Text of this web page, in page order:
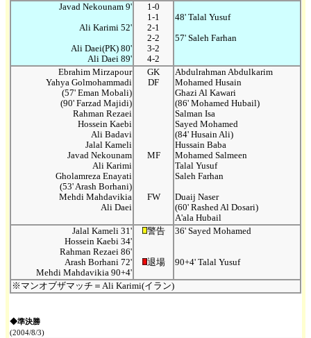
Javad Nekounam 9'
Ali Karimi 52'
Ali Daei(PK) 80'
Ali Daei 89'
1-0
1-1
2-1
2-2
3-2
4-2
48' Talal Yusuf
57' Saleh Farhan
Ebrahim Mirzapour
Yahya Golmohammadi
(57' Eman Mobali)
(90' Farzad Majidi)
Rahman Rezaei
Hossein Kaebi
Ali Badavi
Jalal Kameli
Javad Nekounam
Ali Karimi
Gholamreza Enayati
(53' Arash Borhani)
Mehdi Mahdavikia
Ali Daei
GK
DF
MF
FW
Abdulrahman Abdulkarim
Mohamed Husain
Ghazi Al Kawari
(86' Mohamed Hubail)
Salman Isa
Sayed Mohamed
(84' Husain Ali)
Hussain Baba
Mohamed Salmeen
Talal Yusuf
Saleh Farhan
Duaij Naser
(60' Rashed Al Dosari)
A'ala Hubail
Jalal Kameli 31'
Hossein Kaebi 34'
Rahman Rezaei 86'
Arash Borhani 72'
Mehdi Mahdavikia 90+4'
警告
退場
36' Sayed Mohamed
90+4' Talal Yusuf
※マンオブザマッチ＝Ali Karimi(イラン)
◆準決勝
(2004/8/3)